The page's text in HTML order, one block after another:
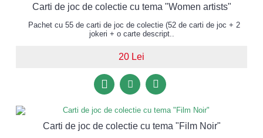
Carti de joc de colectie cu tema "Women artists"
Pachet cu 55 de carti de joc de colectie (52 de carti de joc + 2
jokeri + o carte descript..
20 Lei
Carti de joc de colectie cu tema "Film Noir"